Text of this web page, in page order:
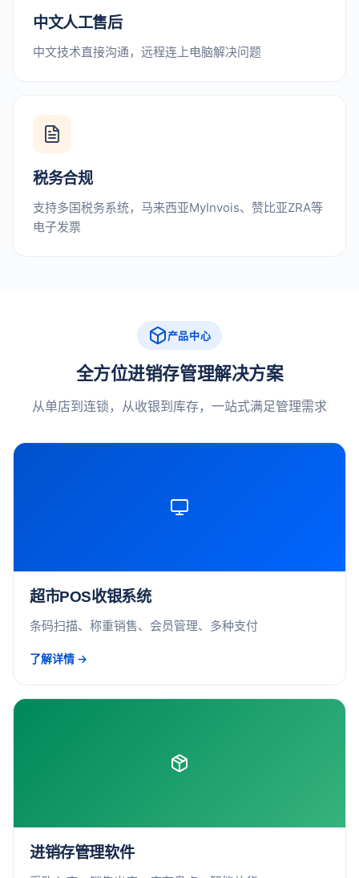
中文人工售后
中文技术直接沟通，远程连上电脑解决问题
税务合规
支持多国税务系统，马来西亚MyInvois、赞比亚ZRA等
电子发票
产品中心
全方位进销存管理解决方案
从单店到连锁，从收银到库存，一站式满足管理需求
超市POS收银系统
条码扫描、称重销售、会员管理、多种支付
了解详情 →
进销存管理软件